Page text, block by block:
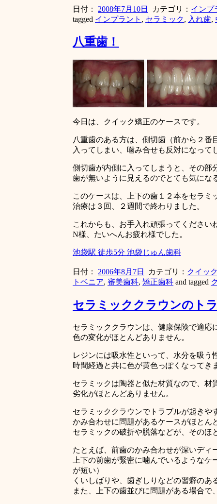
日付： 2008年7月10日 カテゴリ： インプ
tagged インプラント , セラミック, 入れ歯,
八重歯！
今日は、クイック矯正のケースです。
八重歯のある方は、側切歯（前から２番
入ってしまい、噛み合せも反対になって
側切歯が内側に入ってしまうと、その部
歯が無いように見えるのでとても気にな
このケースは、上下の歯１２本をセラミ
治療は３回、２週間で終わりました。
これからも、お手入れ頑張ってください
N様、たいへんお疲れ様でした。
池袋駅 徒歩5分 池袋じゅん歯科
日付： 2006年8月7日 カテゴリ： クイッ
トベニア, 審美歯科, 矯正歯科 and tagged
セラミッククラウンのト
セラミッククラウンは、健康保険で適応
色の変化がほとんどありません。
レジンには吸水性といって、水分を吸う
時間経過と共に色が黄色っぽくなってき
セラミックは陶器と似た材質なので、材
劣化がほとんどありません。
セラミッククラウンでトラブルが起きや
かみ合わせに問題があるケースがほとん
セラミックの破折や脱落などが、そのほ
たとえば、前歯のかみ合わせが深いデ
上下の前歯が緊密に噛んでいるような
が短い）
くいしばりや、歯ぎしりなどの習癖のあ
また、上下の歯並びに問題がある場合